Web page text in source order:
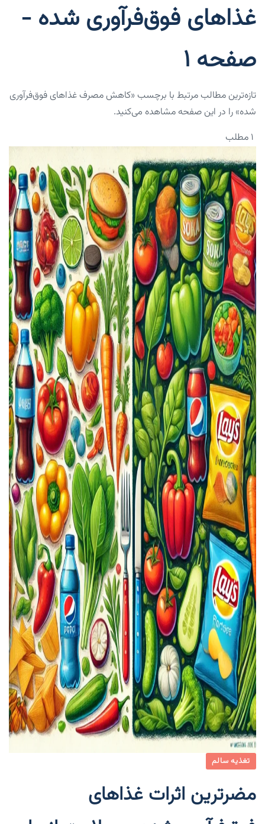
غذاهای فوق‌فرآوری شده -
صفحه 1
تازه‌ترین مطالب مرتبط با برچسب «کاهش مصرف غذاهای فوق‌فرآوری
شده» را در این صفحه مشاهده می‌کنید.
۱ مطلب
تغذیه سالم
مضرترین اثرات غذاهای